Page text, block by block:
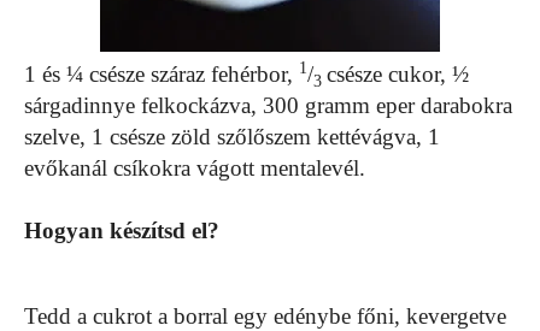
1 és ¼ csésze száraz fehérbor, 1/3 csésze cukor, ½
sárgadinnye felkockázva, 300 gramm eper darabokra
szelve, 1 csésze zöld szőlőszem kettévágva, 1
evőkanál csíkokra vágott mentalevél.
Hogyan készítsd el?
Tedd a cukrot a borral egy edénybe főni, kevergetve